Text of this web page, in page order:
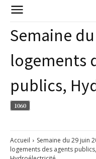
Semaine
logements
publics,
1060
Accueil
Semaine du 29 juin
logements des agents publics,